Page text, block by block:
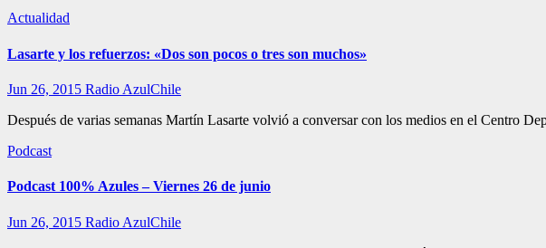
Actualidad
Lasarte y los refuerzos: «Dos son pocos o tres son muchos»
Jun 26, 2015 Radio AzulChile
Después de varias semanas Martín Lasarte volvió a conversar con los medios en el Centro
Podcast
Podcast 100% Azules – Viernes 26 de junio
Jun 26, 2015 Radio AzulChile